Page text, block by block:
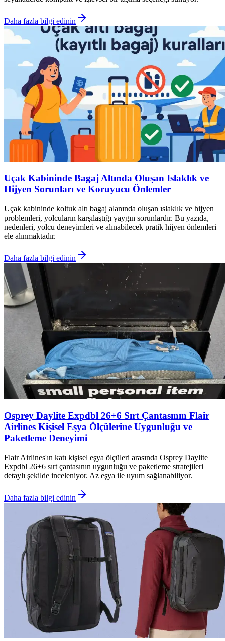
Daha fazla bilgi edinin
Uçak Kabininde Bagaj Altında Oluşan Islaklık ve
Hijyen Sorunları ve Koruyucu Önlemler
Uçak kabininde koltuk altı bagaj alanında oluşan ıslaklık ve hijyen
problemleri, yolcuların karşılaştığı yaygın sorunlardır. Bu yazıda,
nedenleri, yolcu deneyimleri ve alınabilecek pratik hijyen önlemleri
ele alınmaktadır.
Daha fazla bilgi edinin
Osprey Daylite Expdbl 26+6 Sırt Çantasının Flair
Airlines Kişisel Eşya Ölçülerine Uygunluğu ve
Paketleme Deneyimi
Flair Airlines'ın katı kişisel eşya ölçüleri arasında Osprey Daylite
Expdbl 26+6 sırt çantasının uygunluğu ve paketleme stratejileri
detaylı şekilde inceleniyor. Az eşya ile uyum sağlanabiliyor.
Daha fazla bilgi edinin